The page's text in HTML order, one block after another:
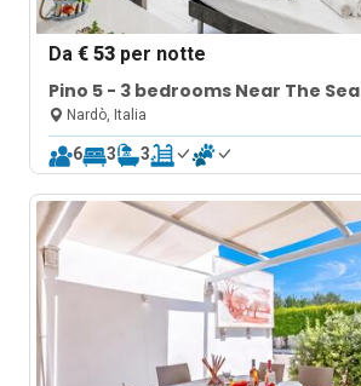
Da€ 53 per notte
Pino 5 - 3 bedrooms Near The Sea
Nardò, Italia
6 3 3